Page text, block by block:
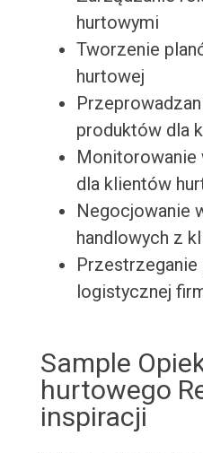
hurtowymi
Tworzenie
hurtowej
produktów dla
Monitorowanie
dla klientów
Negocjowanie
handlowych z
logistycznej
Sample
hurtowego
inspiracji